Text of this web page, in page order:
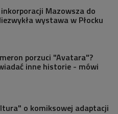
Mazowsza do
wystawa w Płocku
porzuci "Avatara"?
inne historie - mówi
o komiksowej adaptacji